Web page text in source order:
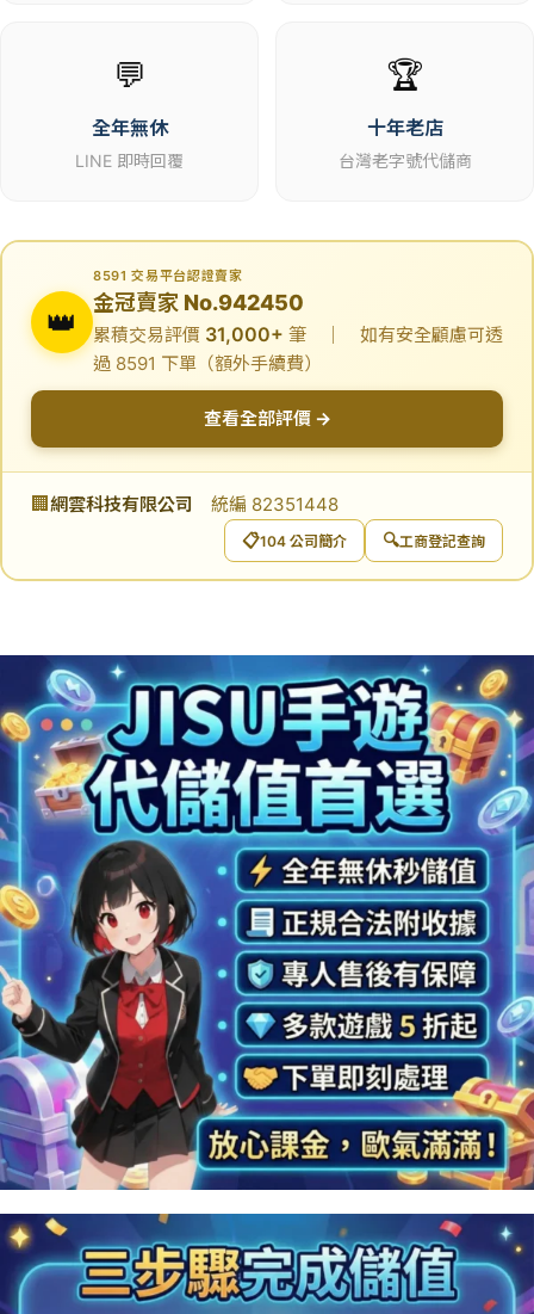
💬
全年無休
LINE 即時回覆
🏆
十年老店
台灣老字號代儲商
👑
8591 交易平台認證賣家
金冠賣家 No.942450
累積交易評價 31,000+ 筆 ｜ 如有安全顧慮可透
過 8591 下單（額外手續費）
查看全部評價 →
🏢 網雲科技有限公司 統編 82351448
📋104 公司簡介 🔍工商登記查詢